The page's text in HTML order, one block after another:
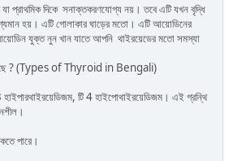
প্রাথমিক দিকে সনাক্তকরণযোগ্য নয়। তবে এটি যখন বৃদ্ধি
হয়। এটি গোলাকার ঘাড়ের মতো। এটি আয়োডিনের
আয়োডিন যুক্ত নুন খান যাতে আপনি থাইরয়েডের মতো সমস্যা
? (Types of Thyroid in Bengali)
হাইপারথাইরয়েডিজম, টি 4 হাইপোথাইরয়েডিজম। এই গ্রন্থি
পারে।